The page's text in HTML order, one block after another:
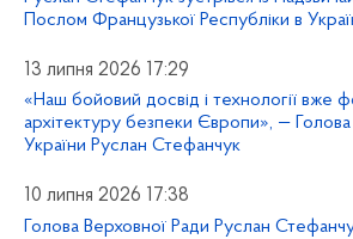
Послом Французької Республіки в
13 липня 2026 17:29
«Наш бойовий досвід і технології вже
архітектуру безпеки Європи», —
України Руслан Стефанчук
10 липня 2026 17:38
Голова Верховної Ради Руслан